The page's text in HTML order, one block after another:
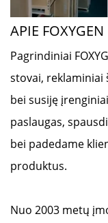
APIE FOXYGEN
Pagrindiniai
stovai, reklaminiai
bei susiję
paslaugas,
bei padedame
produktus.
Nuo 2003 metų